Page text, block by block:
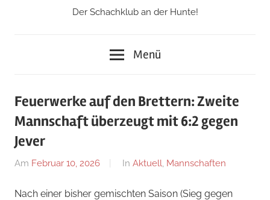
Der Schachklub an der Hunte!
Menü
Feuerwerke auf den Brettern: Zweite
Mannschaft überzeugt mit 6:2 gegen
Jever
Am Februar 10, 2026
Von
In Aktuell, Mannschaften
Nach einer bisher gemischten Saison (Sieg gegen